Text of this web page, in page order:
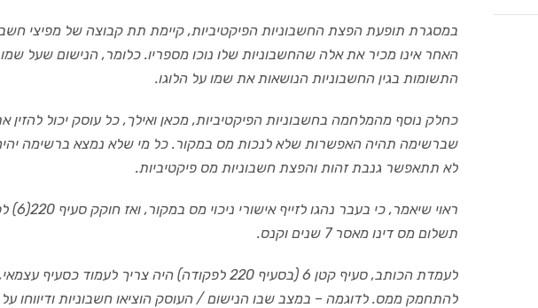
במסגרת תופעת הפצת החשבוניות הפיקטיביות, קיימת תת קבוצה של מפיצי
האחר אינו מכיר את אלה שהחשבוניות שלו נוכו מספריו. כלומר, הנישום שעל
התשומות בגין החשבוניות הנושאות את שמו על הלוגו.
כחלק נוסף מהמלחמה בחשבוניות הפיקטיביות, מכאן ואילך, כל עוסק יכול
שברשימה תהיה האפשרות שלא לנכות מס במקור. כל מי שלא נמצא ברשימה
לא תתאפשר גנבת זהות והפצת חשבוניות מס פיקטיביות.
ראוי
תשלום מס דינו מאסר 7 שנים וקנס.
לעמדת הכותב, סעיף קטן 6 (בסעיף 220 לפקודה) היה
להתחמק ממס. לדוגמה – במצב שבו הנישום / העוסק הוציאו חשבוניות ודיווחו